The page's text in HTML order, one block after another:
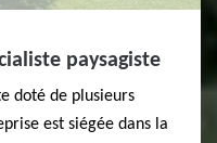
paysagiste
doté de plusieurs
est siégée dans la